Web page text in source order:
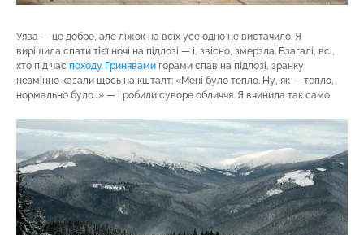
Уява — це добре, але ліжок на всіх усе одно не вистачило. Я
вирішила спати тієї ночі на підлозі — і, звісно, змерзла. Взагалі, всі,
хто під час походу Гринявами горами спав на підлозі, зранку
незмінно казали щось на кшталт: «Мені було тепло. Ну, як — тепло,
нормально було…» — і робили суворе обличчя. Я вчинила так само.